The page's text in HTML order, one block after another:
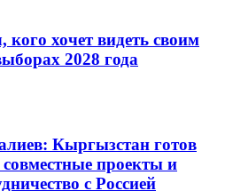
кого хочет видеть своим
2028 года
Кыргызстан готов
проекты и
с Россией